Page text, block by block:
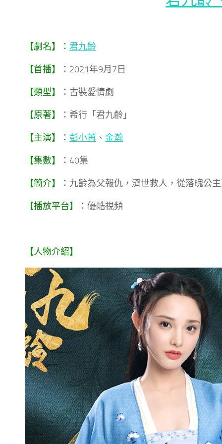
【劇名】： 君九齡
【首播】： 2021年9月7日
【類型】： 古裝愛情劇
【原著】： 希行「君九齡」
【主演】： 彭小苒 、 金瀚
【集數】： 40集
【簡介】： 九齡為父報仇，濟世救人，從落魄公
【播放平台】： 優酷視頻
【人物介紹】